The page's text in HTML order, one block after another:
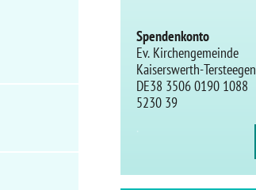
Spendenkonto
Ev. Kirchengemeinde
Kaiserswerth-Tersteegen
DE38 3506 0190 1088
5230 39
.